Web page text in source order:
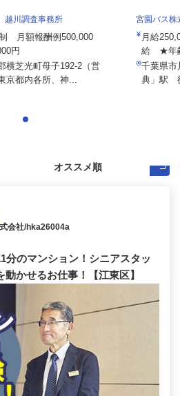
川調査事務所
月額報酬例500,000
円
横芝光町母子192-2（営
京都内各所、神...
宮園バス株
月給
給 ★年
千葉県市
典」駅
会社/hka26004a
分のマンション！シニアスタッ
かせるお仕事！【江東区】